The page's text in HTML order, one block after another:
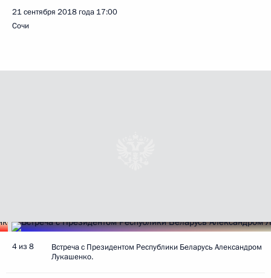
21 сентября 2018 года 17:00
Сочи
4 из 8
Встреча с Президентом Республики Беларусь Александром
Лукашенко.